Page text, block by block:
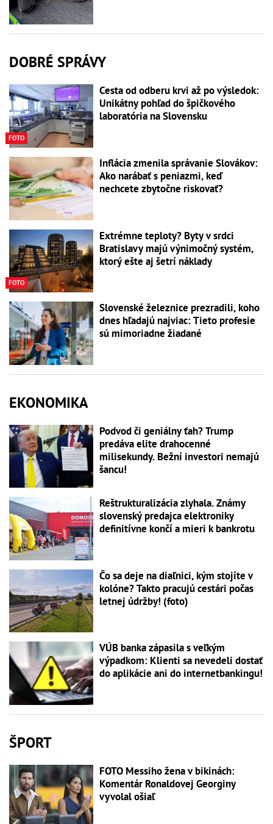
DOBRÉ SPRÁVY
FOTO
Cesta od odberu krvi až po výsledok:
Unikátny pohľad do špičkového
laboratória na Slovensku
Inflácia zmenila správanie Slovákov:
Ako narábať s peniazmi, keď
nechcete zbytočne riskovať?
FOTO
Extrémne teploty? Byty v srdci
Bratislavy majú výnimočný systém,
ktorý ešte aj šetrí náklady
Slovenské železnice prezradili, koho
dnes hľadajú najviac: Tieto profesie
sú mimoriadne žiadané
EKONOMIKA
Podvod či geniálny ťah? Trump
predáva elite drahocenné
milisekundy. Bežní investori nemajú
šancu!
Reštrukturalizácia zlyhala. Známy
slovenský predajca elektroniky
definitívne končí a mieri k bankrotu
Čo sa deje na diaľnici, kým stojíte v
kolóne? Takto pracujú cestári počas
letnej údržby! (foto)
VÚB banka zápasila s veľkým
výpadkom: Klienti sa nevedeli dostať
do aplikácie ani do internetbankingu!
ŠPORT
FOTO Messiho žena v bikinách:
Komentár Ronaldovej Georginy
vyvolal ošiaľ